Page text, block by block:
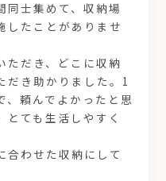
同士集めて、収納場
したことがありませ
ただき、どこに収納
だき助かりました。1
、頼んでよかったと思
ても生活しやすく
合わせた収納にして